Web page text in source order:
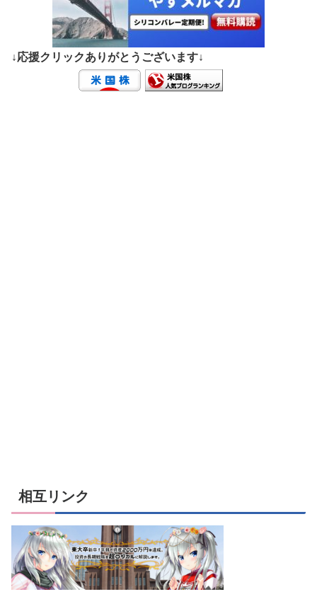
↓応援クリックありがとうございます↓
相互リンク